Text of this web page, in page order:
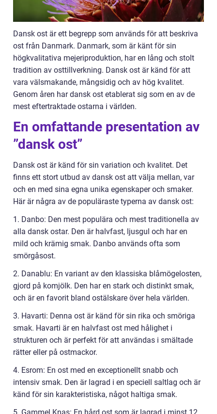
Dansk ost är ett begrepp som används för att beskriva
ost från Danmark. Danmark, som är känt för sin
högkvalitativa mejeriproduktion, har en lång och stolt
tradition av osttillverkning. Dansk ost är känd för att
vara välsmakande, mångsidig och av hög kvalitet.
Genom åren har dansk ost etablerat sig som en av de
mest eftertraktade ostarna i världen.
En omfattande presentation av
”dansk ost”
Dansk ost är känd för sin variation och kvalitet. Det
finns ett stort utbud av dansk ost att välja mellan, var
och en med sina egna unika egenskaper och smaker.
Här är några av de populäraste typerna av dansk ost:
1. Danbo: Den mest populära och mest traditionella av
alla dansk ostar. Den är halvfast, ljusgul och har en
mild och krämig smak. Danbo används ofta som
smörgåsost.
2. Danablu: En variant av den klassiska blåmögelosten,
gjord på komjölk. Den har en stark och distinkt smak,
och är en favorit bland ostälskare över hela världen.
3. Havarti: Denna ost är känd för sin rika och smöriga
smak. Havarti är en halvfast ost med hålighet i
strukturen och är perfekt för att användas i smältade
rätter eller på ostmackor.
4. Esrom: En ost med en exceptionellt snabb och
intensiv smak. Den är lagrad i en speciell saltlag och är
känd för sin karakteristiska, något haltiga smak.